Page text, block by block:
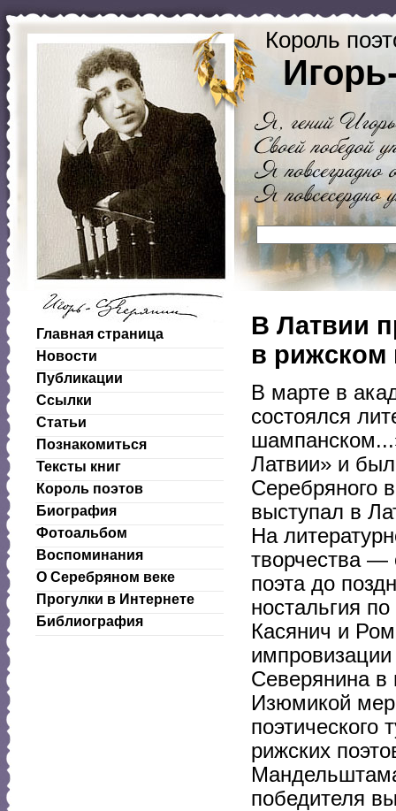
Король
Главная страница
Новости
Публикации
Ссылки
Статьи
Познакомиться
Тексты книг
Король поэтов
Биография
Фотоальбом
Воспоминания
О Серебряном веке
Прогулки в Интернете
Библиография
В Латвии
в рижском
В марте в
состоялся
Латвии» и
Серебряного
выступал в
На
творчества —
поэта до
ностальгия
Касянич и
Северянина в
Изюмикой
поэтического
рижских
победителя